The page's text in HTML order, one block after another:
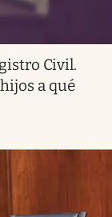
Civil.
a qué